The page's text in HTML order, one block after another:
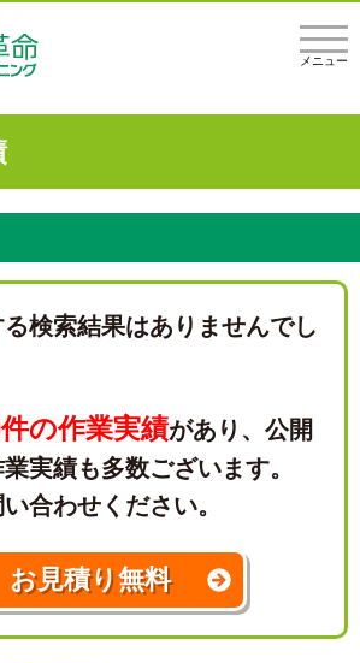
メニュー
検索結果はありませんでし
の作業実績があり、 公開
実績も多数ございます。
合わせください。
お見積り無料